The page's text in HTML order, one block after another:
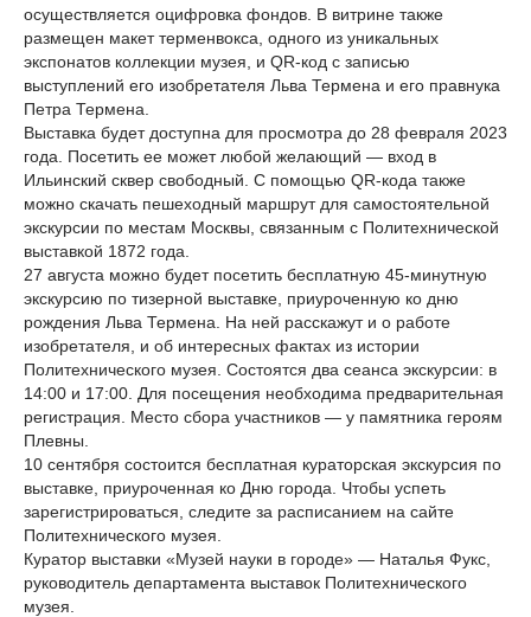
осуществляется оцифровка фондов. В витрине также
размещен макет терменвокса, одного из уникальных
экспонатов коллекции музея, и QR-код с записью
выступлений его изобретателя Льва Термена и его правнука
Петра Термена.
Выставка будет доступна для просмотра до 28 февраля 2023
года. Посетить ее может любой желающий — вход в
Ильинский сквер свободный. С помощью QR-кода также
можно скачать пешеходный маршрут для самостоятельной
экскурсии по местам Москвы, связанным с Политехнической
выставкой 1872 года.
27 августа можно будет посетить бесплатную 45-минутную
экскурсию по тизерной выставке, приуроченную ко дню
рождения Льва Термена. На ней расскажут и о работе
изобретателя, и об интересных фактах из истории
Политехнического музея. Состоятся два сеанса экскурсии: в
14:00 и 17:00. Для посещения необходима предварительная
регистрация. Место сбора участников — у памятника героям
Плевны.
10 сентября состоится бесплатная кураторская экскурсия по
выставке, приуроченная ко Дню города. Чтобы успеть
зарегистрироваться, следите за расписанием на сайте
Политехнического музея.
Куратор выставки «Музей науки в городе» — Наталья Фукс,
руководитель департамента выставок Политехнического
музея.